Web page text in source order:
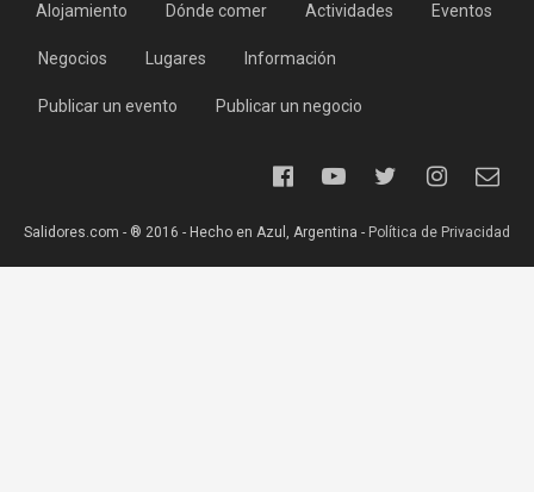
Alojamiento Dónde comer Actividades Eventos
Negocios Lugares Información
Publicar un evento Publicar un negocio
Salidores.com - ® 2016 - Hecho en Azul, Argentina - Política de Privacidad